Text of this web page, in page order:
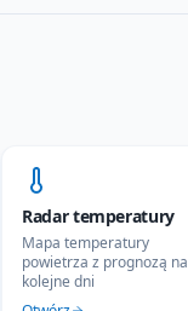
Radar temperatury
Mapa temperatury
powietrza z prognozą na
kolejne dni